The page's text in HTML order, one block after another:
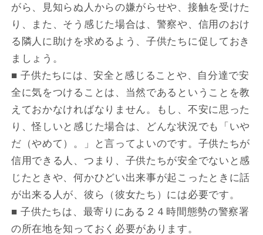
がら、見知らぬ人からの嫌がらせや、接触を受けた
り、また、そう感じた場合は、警察や、信用のおけ
る隣人に助けを求めるよう、子供たちに促しておき
ましょう。
■ 子供たちには、安全と感じることや、自分達で安
全に気をつけることは、当然であるということを教
えておかなければなりません。もし、不安に思った
り、怪しいと感じた場合は、どんな状況でも「いや
だ（やめて）。」と言ってよいのです。子供たちが
信用できる人、つまり、子供たちが安全でないと感
じたときや、何かひどい出来事が起こったときに話
が出来る人が、彼ら（彼女たち）には必要です。
■ 子供たちは、最寄りにある２４時間態勢の警察署
の所在地を知っておく必要があります。